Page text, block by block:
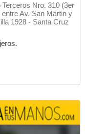
Nro. 310 (3er
Av. San Martin y
1928 - Santa Cruz